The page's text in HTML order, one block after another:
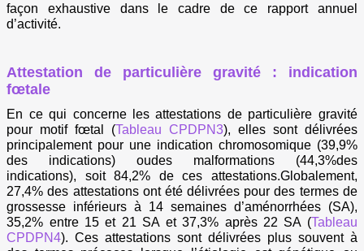
façon exhaustive dans le cadre de ce rapport annuel
d’activité.
Attestation de particulière gravité : indication
fœtale
En ce qui concerne les attestations de particulière gravité
pour motif fœtal (Tableau CPDPN3), elles sont délivrées
principalement pour une indication chromosomique (39,9%
des indications) oudes malformations (44,3%des
indications), soit 84,2% de ces attestations.Globalement,
27,4% des attestations ont été délivrées pour des termes de
grossesse inférieurs à 14 semaines d’aménorrhées (SA),
35,2% entre 15 et 21 SA et 37,3% après 22 SA (Tableau
CPDPN4). Ces attestations sont délivrées plus souvent à